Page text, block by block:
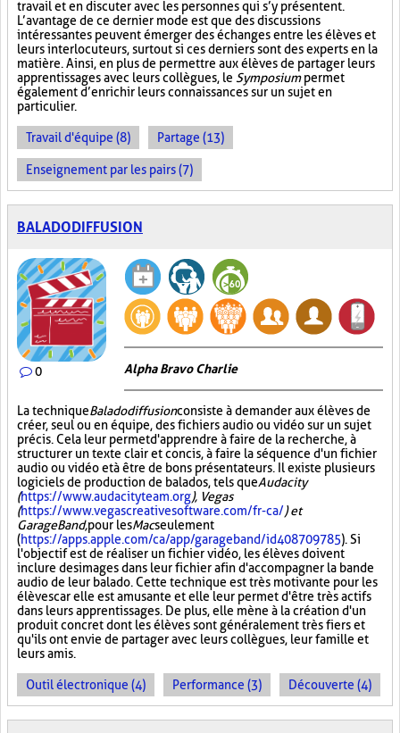
travail et en discuter avec les personnes qui s’y présentent.
L’avantage de ce dernier mode est que des discussions
intéressantes peuvent émerger des échanges entre les élèves et
leurs interlocuteurs, surtout si ces derniers sont des experts en la
matière. Ainsi, en plus de permettre aux élèves de partager leurs
apprentissages avec leurs collègues, le Symposiumpermet
également d’enrichir leurs connaissances sur un sujet en
particulier.
Travail d'équipe (8) Partage (13)
Enseignement par les pairs (7)
BALADODIFFUSION
0 Alpha Bravo Charlie
La techniqueBaladodiffusionconsiste à demander aux élèves de
créer, seul ou en équipe, des fichiers audio ou vidéo sur un sujet
précis. Cela leur permet d'apprendre à faire de la recherche, à
structurer un texte clair et concis, à faire la séquence d'un fichier
audio ou vidéo et à être de bons présentateurs. Il existe plusieurs
logiciels de production de balados, tels queAudacity
(https://www.audacityteam.org), Vegas
(https://www.vegascreativesoftware.com/fr-ca/) et
GarageBand,pour lesMacseulement
(https://apps.apple.com/ca/app/garageband/id408709785). Si
l'objectif est de réaliser un fichier vidéo, les élèves doivent
inclure des images dans leur fichier afin d'accompagner la bande
audio de leur balado. Cette technique est très motivante pour les
élèves car elle est amusante et elle leur permet d'être très actifs
dans leurs apprentissages. De plus, elle mène à la création d'un
produit concret dont les élèves sont généralement très fiers et
qu'ils ont envie de partager avec leurs collègues, leur famille et
leurs amis.
Outil électronique (4) Performance (3) Découverte (4)